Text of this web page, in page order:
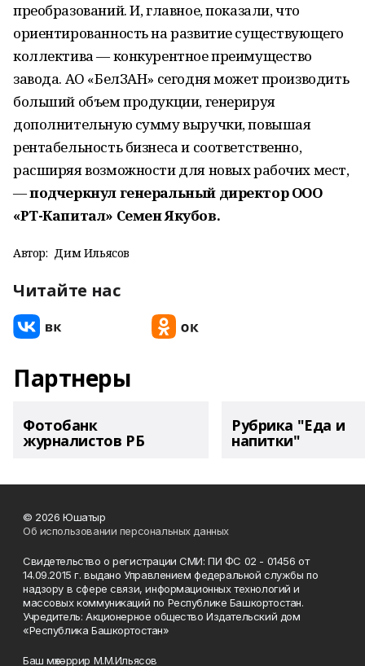
преобразований. И, главное, показали, что
ориентированность на развитие существующего
коллектива — конкурентное преимущество
завода. АО «БелЗАН» сегодня может производить
больший объем продукции, генерируя
дополнительную сумму выручки, повышая
рентабельность бизнеса и соответственно,
расширяя возможности для новых рабочих мест,
—подчеркнул генеральный директор ООО
«РТ-Капитал» Семен Якубов.
Автор: Дим Ильясов
Читайте нас
Партнеры
Фотобанк
журналистов РБ
Рубрика "Еда и
напитки"
© 2026 Юшатыр
Об использовании персональных данных
Свидетельство о регистрации СМИ: ПИ ФС 02 - 01456 от
14.09.2015 г. выдано Управлением федеральной службы по
надзору в сфере связи, информационных технологий и
массовых коммуникаций по Республике Башкортостан.
Учредитель: Акционерное общество Издательский дом
«Республика Башкортостан»
Баш мөхәррир М.М.Ильясов